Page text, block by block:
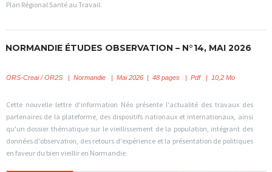
Plan Régional Santé au Travail.
NORMANDIE ÉTUDES OBSERVATION – N°14, MAI 2026
ORS-Creai / OR2S | Normandie | Mai 2026 | 48 pages | Pdf | 10,2 Mo
Cette nouvelle lettre d'information Néo présente l'actualité des travaux des
partenaires de la plateforme, des dispositifs nationaux et internationaux, ainsi
qu'un dossier thématique sur le vieillissement de la population, intégrant des
données d'observation, des retours d'expérience et la présentation de politiques
en faveur du bien vieillir en Normandie.